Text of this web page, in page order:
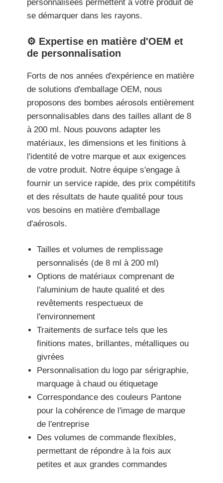
personnalisées permettent à votre produit de
se démarquer dans les rayons.
⚙️ Expertise en matière d'OEM et
de personnalisation
Forts de nos années d'expérience en matière
de solutions d'emballage OEM, nous
proposons des bombes aérosols entièrement
personnalisables dans des tailles allant de 8
à 200 ml. Nous pouvons adapter les
matériaux, les dimensions et les finitions à
l'identité de votre marque et aux exigences
de votre produit. Notre équipe s'engage à
fournir un service rapide, des prix compétitifs
et des résultats de haute qualité pour tous
vos besoins en matière d'emballage
d'aérosols.
Tailles et volumes de remplissage
personnalisés (de 8 ml à 200 ml)
Options de matériaux comprenant de
l'aluminium de haute qualité et des
revêtements respectueux de
l'environnement
Traitements de surface tels que les
finitions mates, brillantes, métalliques ou
givrées
Personnalisation du logo par sérigraphie,
marquage à chaud ou étiquetage
Correspondance des couleurs Pantone
pour la cohérence de l'image de marque
de l'entreprise
Des volumes de commande flexibles,
permettant de répondre à la fois aux
petites et aux grandes commandes